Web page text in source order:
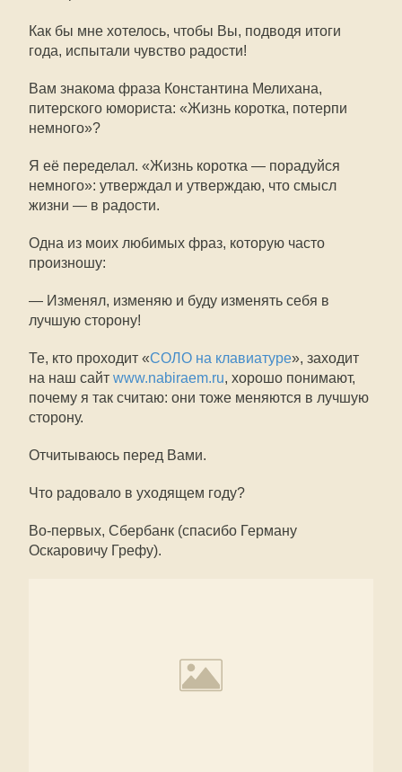
Как бы мне хотелось, чтобы Вы, подводя итоги
года, испытали чувство радости!
Вам знакома фраза Константина Мелихана,
питерского юмориста: «Жизнь коротка, потерпи
немного»?
Я её переделал. «Жизнь коротка — порадуйся
немного»: утверждал и утверждаю, что смысл
жизни — в радости.
Одна из моих любимых фраз, которую часто
произношу:
— Изменял, изменяю и буду изменять себя в
лучшую сторону!
Те, кто проходит «СОЛО на клавиатуре», заходит
на наш сайт www.nabiraem.ru, хорошо понимают,
почему я так считаю: они тоже меняются в лучшую
сторону.
Отчитываюсь перед Вами.
Что радовало в уходящем году?
Во-первых, Сбербанк (спасибо Герману
Оскаровичу Грефу).